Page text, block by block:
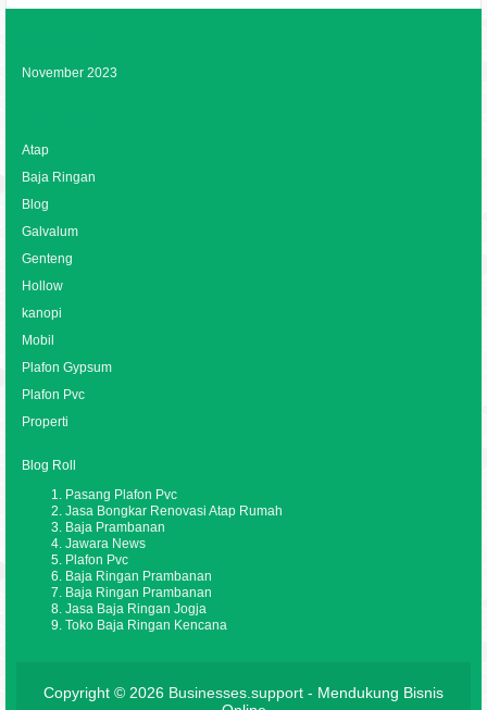
November 2023
Atap
Baja Ringan
Blog
Galvalum
Genteng
Hollow
kanopi
Mobil
Plafon Gypsum
Plafon Pvc
Properti
Blog Roll
Pasang Plafon Pvc
Jasa Bongkar Renovasi Atap Rumah
Baja Prambanan
Jawara News
Plafon Pvc
Baja Ringan Prambanan
Baja Ringan Prambanan
Jasa Baja Ringan Jogja
Toko Baja Ringan Kencana
Copyright © 2026 Businesses.support - Mendukung Bisnis